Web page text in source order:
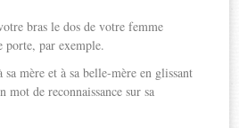
bras le dos de votre femme
porte, par exemple.
mère et à sa belle-mère en glissant
mot de reconnaissance sur sa